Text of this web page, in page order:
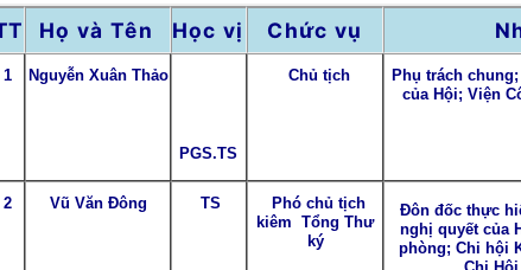
Họ và Tên Học vị Chức vụ
1 Nguyễn Xuân Thảo
PGS.TS
Chủ tịch
Phụ trách
của Hội; Viện
2 Vũ Văn Đông TS
Phó chủ tịch
kiêm Tổng Thư
ký
Đôn đốc thực
nghị quyết của
phòng; Chi hội